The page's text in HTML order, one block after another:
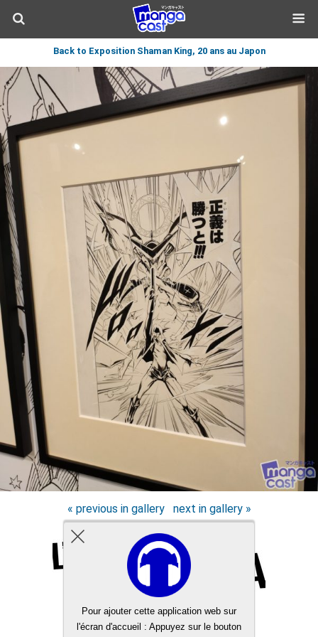
Back to Exposition Shaman King, 20 ans au Japon
« previous in gallery next in gallery »